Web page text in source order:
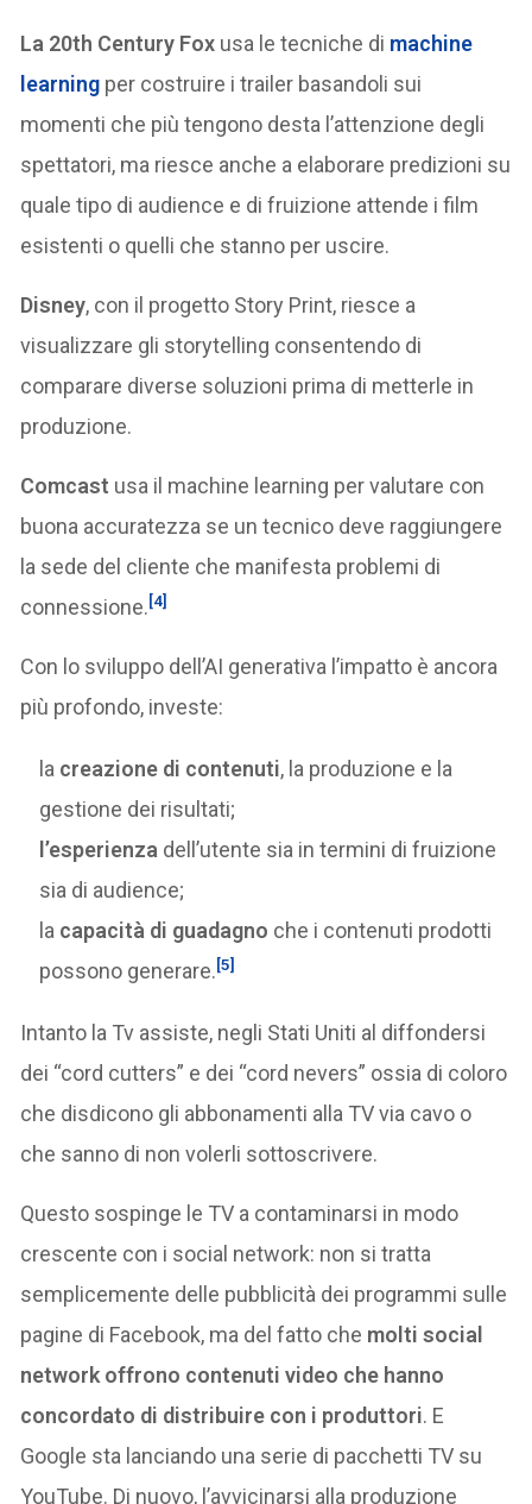
La 20th Century Fox usa le tecniche di machine
learning per costruire i trailer basandoli sui
momenti che più tengono desta l’attenzione degli
spettatori, ma riesce anche a elaborare predizioni su
quale tipo di audience e di fruizione attende i film
esistenti o quelli che stanno per uscire.
Disney, con il progetto Story Print, riesce a
visualizzare gli storytelling consentendo di
comparare diverse soluzioni prima di metterle in
produzione.
Comcast usa il machine learning per valutare con
buona accuratezza se un tecnico deve raggiungere
la sede del cliente che manifesta problemi di
connessione.[4]
Con lo sviluppo dell’AI generativa l’impatto è ancora
più profondo, investe:
la creazione di contenuti, la produzione e la
gestione dei risultati;
l’esperienza dell’utente sia in termini di fruizione
sia di audience;
la capacità di guadagno che i contenuti prodotti
possono generare.[5]
Intanto la Tv assiste, negli Stati Uniti al diffondersi
dei “cord cutters” e dei “cord nevers” ossia di coloro
che disdicono gli abbonamenti alla TV via cavo o
che sanno di non volerli sottoscrivere.
Questo sospinge le TV a contaminarsi in modo
crescente con i social network: non si tratta
semplicemente delle pubblicità dei programmi sulle
pagine di Facebook, ma del fatto che molti social
network offrono contenuti video che hanno
concordato di distribuire con i produttori. E
Google sta lanciando una serie di pacchetti TV su
YouTube. Di nuovo, l’avvicinarsi alla produzione